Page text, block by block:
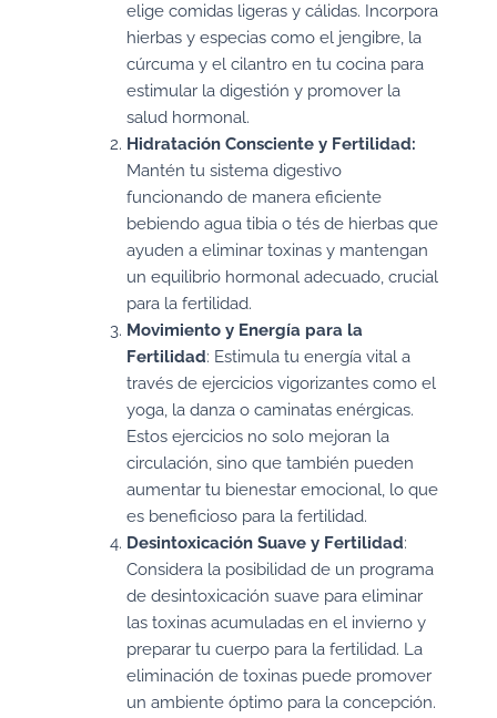
elige comidas ligeras y cálidas. Incorpora
hierbas y especias como el jengibre, la
cúrcuma y el cilantro en tu cocina para
estimular la digestión y promover la
salud hormonal.
Hidratación Consciente y Fertilidad:
Mantén tu sistema digestivo
funcionando de manera eficiente
bebiendo agua tibia o tés de hierbas que
ayuden a eliminar toxinas y mantengan
un equilibrio hormonal adecuado, crucial
para la fertilidad.
Movimiento y Energía para la
Fertilidad: Estimula tu energía vital a
través de ejercicios vigorizantes como el
yoga, la danza o caminatas enérgicas.
Estos ejercicios no solo mejoran la
circulación, sino que también pueden
aumentar tu bienestar emocional, lo que
es beneficioso para la fertilidad.
Desintoxicación Suave y Fertilidad:
Considera la posibilidad de un programa
de desintoxicación suave para eliminar
las toxinas acumuladas en el invierno y
preparar tu cuerpo para la fertilidad. La
eliminación de toxinas puede promover
un ambiente óptimo para la concepción.